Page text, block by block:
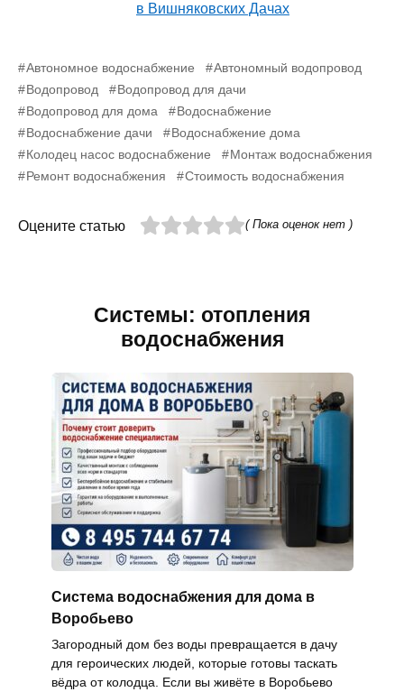
в Вишняковских Дачах
Автономное водоснабжение
Автономный водопровод
Водопровод
Водопровод для дачи
Водопровод для дома
Водоснабжение
Водоснабжение дачи
Водоснабжение дома
Колодец насос водоснабжение
Монтаж водоснабжения
Ремонт водоснабжения
Стоимость водоснабжения
Оцените статью ( Пока оценок нет )
Системы: отопления
водоснабжения
Система водоснабжения для дома в
Воробьево
Загородный дом без воды превращается в дачу
для героических людей, которые готовы таскать
вёдра от колодца. Если вы живёте в Воробьево